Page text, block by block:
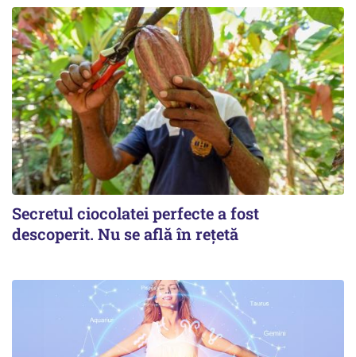
Secretul ciocolatei perfecte a fost
descoperit. Nu se află în rețetă